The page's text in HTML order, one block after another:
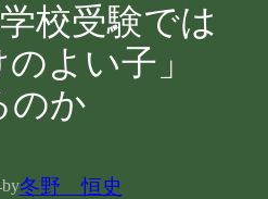
校受験では
のよい子」
のか
by冬野 恒史